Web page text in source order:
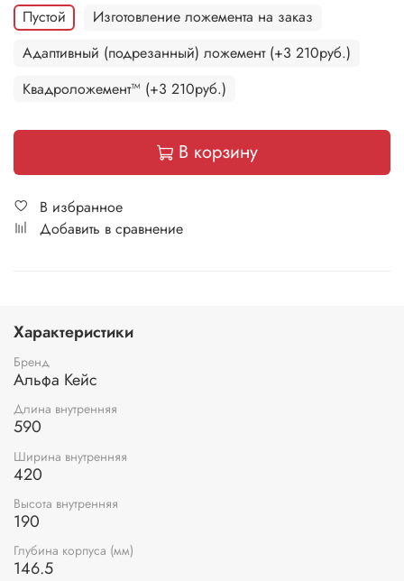
Пустой
Изготовление ложемента на заказ
Адаптивный (подрезанный) ложемент (+3 210руб.)
Квадроложемент™ (+3 210руб.)
В корзину
В избранное
Добавить в сравнение
Характеристики
Бренд
Альфа Кейс
Длина внутренняя
590
Ширина внутренняя
420
Высота внутренняя
190
Глубина корпуса (мм)
146.5